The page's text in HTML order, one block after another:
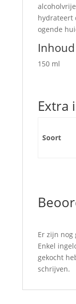
hydrateert
ogende
Inhoud
150 ml
Extra
Soort
Er zijn nog
Enkel
gekocht
schrijven.